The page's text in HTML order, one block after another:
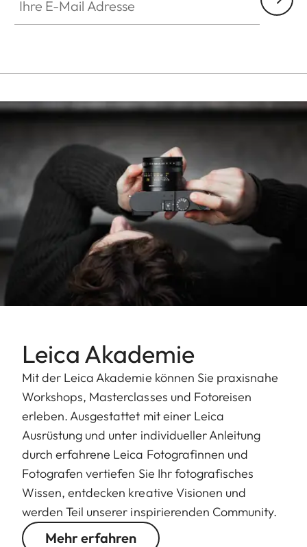
Leica Akademie
Mit der Leica Akademie können Sie praxisnahe
Workshops, Masterclasses und Fotoreisen
erleben. Ausgestattet mit einer Leica
Ausrüstung und unter individueller Anleitung
durch erfahrene Leica Fotografinnen und
Fotografen vertiefen Sie Ihr fotografisches
Wissen, entdecken kreative Visionen und
werden Teil unserer inspirierenden Community.
Mehr erfahren